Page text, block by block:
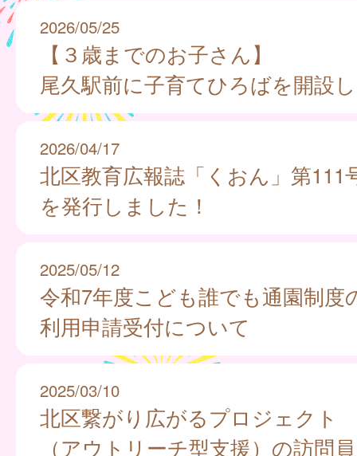
2026/05/25
【３歳までのお子さん】
尾久駅前に子育てひろばを開設
2026/04/17
北区教育広報誌「くおん」第111
を発行しました！
2025/05/12
令和7年度こども誰でも通園制度
利用申請受付について
2025/03/10
北区繋がり広がるプロジェクト
（アウトリーチ型支援）の訪問